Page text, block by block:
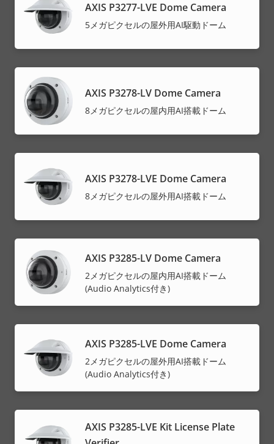
AXIS P3277-LVE Dome Camera
5メガピクセルの屋外用AI駆動ドーム
AXIS P3278-LV Dome Camera
8メガピクセルの屋内用AI搭載ドーム
AXIS P3278-LVE Dome Camera
8メガピクセルの屋外用AI搭載ドーム
AXIS P3285-LV Dome Camera
2メガピクセルの屋内用AI搭載ドーム
(Audio Analytics付き)
AXIS P3285-LVE Dome Camera
2メガピクセルの屋外用AI搭載ドーム
(Audio Analytics付き)
AXIS P3285-LVE Kit License Plate